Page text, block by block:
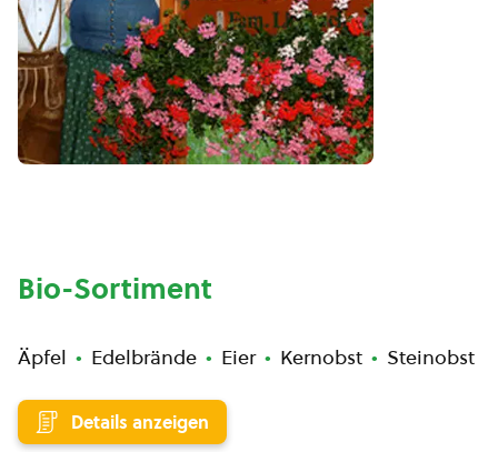
Bio-Sortiment
Äpfel Edelbrände Eier Kernobst Steinobst
Details anzeigen